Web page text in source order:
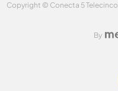
Copyright © Conecta 5
By